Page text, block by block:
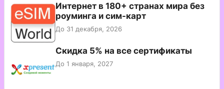
Интернет в 180+ странах мира без
роуминга и сим-карт
До 31 декабря, 2026
Скидка 5% на все сертификаты
До 1 января, 2027